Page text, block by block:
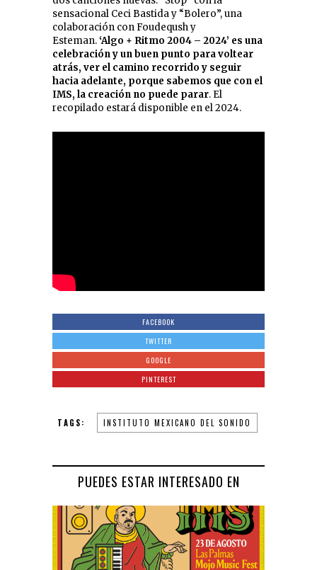
sensacional Ceci Bastida y “Bolero”, una
colaboración con Foudeqush y
Esteman.‘Algo + Ritmo 2004 – 2024’ es una
celebración y un buen punto para voltear
atrás, ver el camino recorrido y seguir
hacia adelante, porque sabemos que con el
IMS, la creación no puede parar. El
recopilado estará disponible en el 2024.
FACEBOOK
TWITTER
GOOGLE
PINTEREST
TAGS: INSTITUTO MEXICANO DEL SONIDO
PUEDES ESTAR INTERESADO EN